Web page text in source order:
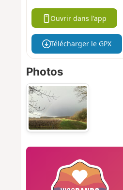
Ouvrir dans l'app
Télécharger le GPX
Photos